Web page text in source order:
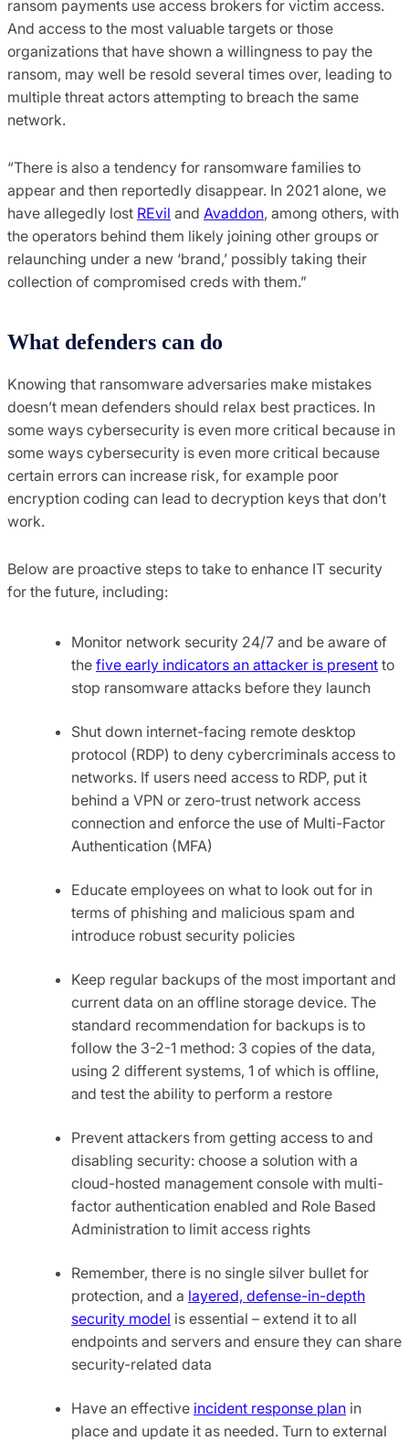
ransom payments use access brokers for victim access.
And access to the most valuable targets or those
organizations that have shown a willingness to pay the
ransom, may well be resold several times over, leading to
multiple threat actors attempting to breach the same
network.
“There is also a tendency for ransomware families to
appear and then reportedly disappear. In 2021 alone, we
have allegedly lost REvil and Avaddon, among others, with
the operators behind them likely joining other groups or
relaunching under a new ‘brand,’ possibly taking their
collection of compromised creds with them.”
What defenders can do
Knowing that ransomware adversaries make mistakes
doesn’t mean defenders should relax best practices. In
some ways cybersecurity is even more critical because in
some ways cybersecurity is even more critical because
certain errors can increase risk, for example poor
encryption coding can lead to decryption keys that don’t
work.
Below are proactive steps to take to enhance IT security
for the future, including:
Monitor network security 24/7 and be aware of
the five early indicators an attacker is present to
stop ransomware attacks before they launch
Shut down internet-facing remote desktop
protocol (RDP) to deny cybercriminals access to
networks. If users need access to RDP, put it
behind a VPN or zero-trust network access
connection and enforce the use of Multi-Factor
Authentication (MFA)
Educate employees on what to look out for in
terms of phishing and malicious spam and
introduce robust security policies
Keep regular backups of the most important and
current data on an offline storage device. The
standard recommendation for backups is to
follow the 3-2-1 method: 3 copies of the data,
using 2 different systems, 1 of which is offline,
and test the ability to perform a restore
Prevent attackers from getting access to and
disabling security: choose a solution with a
cloud-hosted management console with multi-
factor authentication enabled and Role Based
Administration to limit access rights
Remember, there is no single silver bullet for
protection, and a layered, defense-in-depth
security model is essential – extend it to all
endpoints and servers and ensure they can share
security-related data
Have an effective incident response plan in
place and update it as needed. Turn to external